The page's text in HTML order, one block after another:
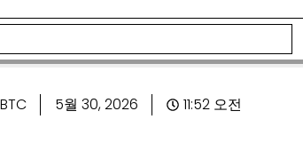
5월 30, 2026 11:52 오전